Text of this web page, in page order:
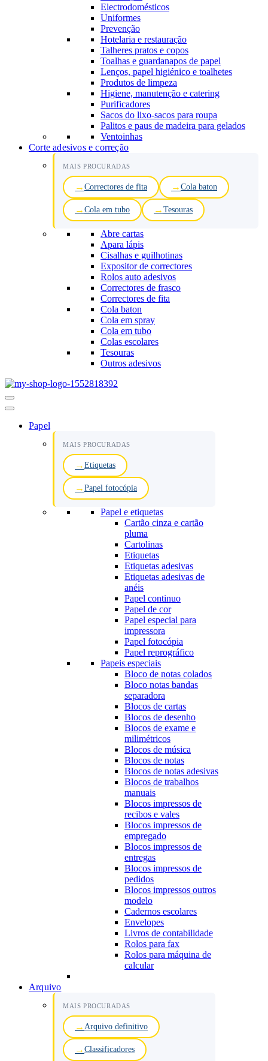
Electrodomésticos
Uniformes
Prevenção
Hotelaria e restauração
Talheres pratos e copos
Toalhas e guardanapos de papel
Lenços, papel higiénico e toalhetes
Produtos de limpeza
Higiene, manutenção e catering
Purificadores
Sacos do lixo-sacos para roupa
Palitos e paus de madeira para gelados
Ventoinhas
Corte adesivos e correção
MAIS PROCURADAS
Correctores de fita Cola baton
Cola em tubo Tesouras
Abre cartas
Apara lápis
Cisalhas e guilhotinas
Expositor de correctores
Rolos auto adesivos
Correctores de frasco
Correctores de fita
Cola baton
Cola em spray
Cola em tubo
Colas escolares
Tesouras
Outros adesivos
Menu
de
Papel
MAIS PROCURADAS
Etiquetas
Papel fotocópia
Papel e etiquetas
Cartão cinza e cartão
pluma
Cartolinas
Etiquetas
Etiquetas adesivas
Etiquetas adesivas de
anéis
Papel continuo
Papel de cor
Papel especial para
impressora
Papel fotocópia
Papel reprográfico
Papeis especiais
Bloco de notas colados
Bloco notas bandas
separadora
Blocos de cartas
Blocos de desenho
Blocos de exame e
milimétricos
Blocos de música
Blocos de notas
Blocos de notas adesivas
Blocos de trabalhos
manuais
Blocos impressos de
recibos e vales
Blocos impressos de
empregado
Blocos impressos de
entregas
Blocos impressos de
pedidos
Blocos impressos outros
modelo
Cadernos escolares
Envelopes
Livros de contabilidade
Rolos para fax
Rolos para máquina de
calcular
Arquivo
MAIS PROCURADAS
Arquivo definitivo
Classificadores